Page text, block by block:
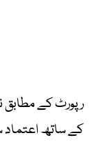
رپورٹ کے
کے ساتھ اعتماد